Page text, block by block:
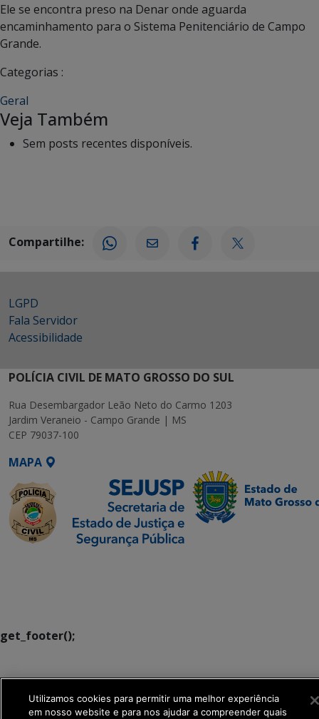
Ele se encontra preso na Denar onde aguarda
encaminhamento para o Sistema Penitenciário de Campo
Grande.
Categorias :
Geral
Veja Também
Sem posts recentes disponíveis.
Compartilhe:
LGPD
Fala Servidor
Acessibilidade
POLÍCIA CIVIL DE MATO GROSSO DO SUL
Rua Desembargador Leão Neto do Carmo 1203
Jardim Veraneio - Campo Grande | MS
CEP 79037-100
MAPA
get_footer();
Utilizamos cookies para permitir uma melhor experiência
em nosso website e para nos ajudar a compreender quais